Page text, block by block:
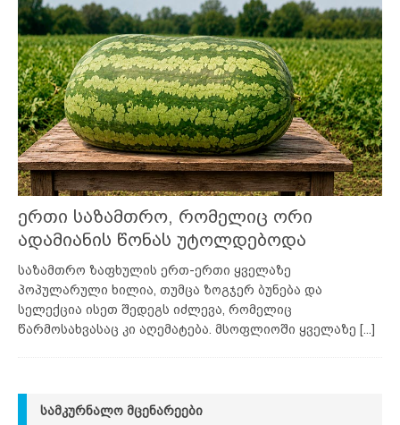
ერთი საზამთრო, რომელიც ორი
ადამიანის წონას უტოლდებოდა
საზამთრო ზაფხულის ერთ-ერთი ყველაზე
პოპულარული ხილია, თუმცა ზოგჯერ ბუნება და
სელექცია ისეთ შედეგს იძლევა, რომელიც
წარმოსახვასაც კი აღემატება. მსოფლიოში ყველაზე [...]
ᲡᲐᲛᲙᲣᲠᲜᲐᲚᲝ ᲛᲪᲔᲜᲐᲠᲔᲔᲑᲘ